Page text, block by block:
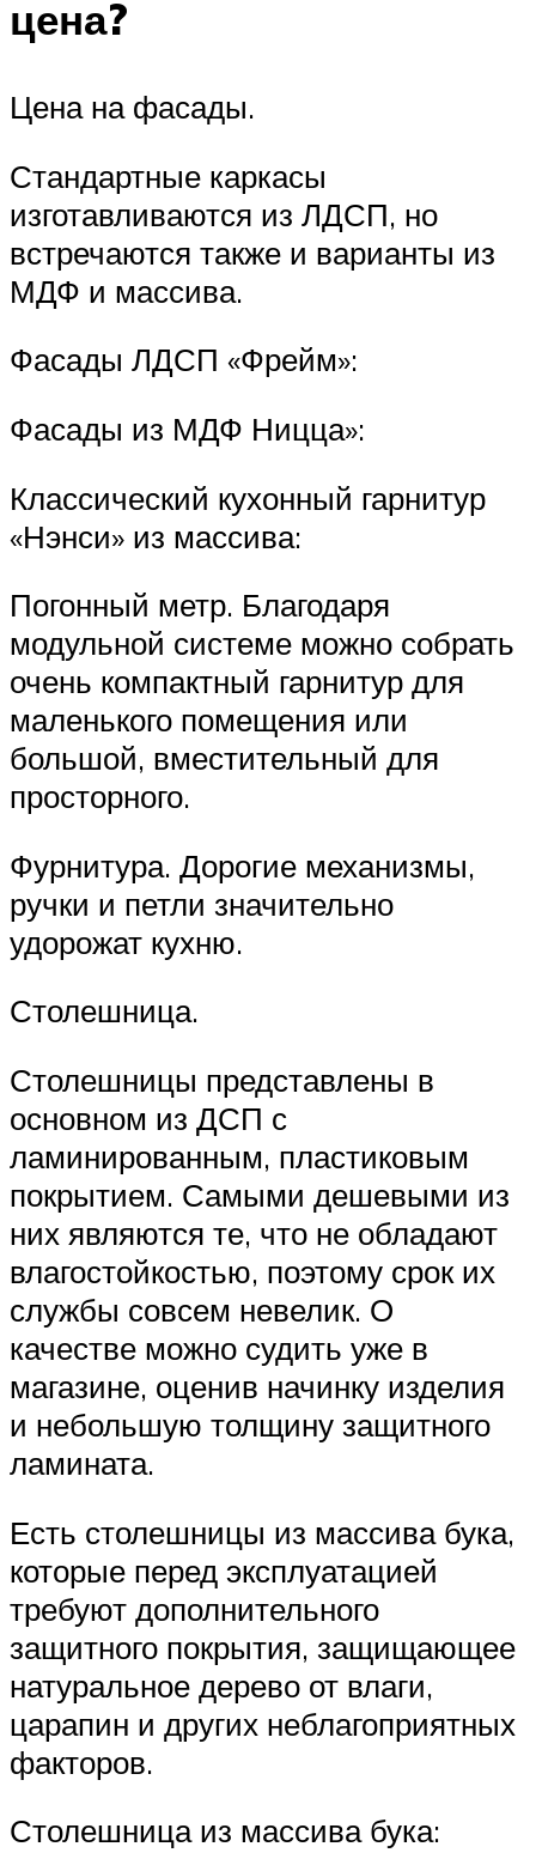
цена?
Цена на фасады.
Стандартные каркасы
изготавливаются из ЛДСП, но
встречаются также и варианты из
МДФ и массива.
Фасады ЛДСП «Фрейм»:
Фасады из МДФ Ницца»:
Классический кухонный гарнитур
«Нэнси» из массива:
Погонный метр. Благодаря
модульной системе можно собрать
очень компактный гарнитур для
маленького помещения или
большой, вместительный для
просторного.
Фурнитура. Дорогие механизмы,
ручки и петли значительно
удорожат кухню.
Столешница.
Столешницы представлены в
основном из ДСП с
ламинированным, пластиковым
покрытием. Самыми дешевыми из
них являются те, что не обладают
влагостойкостью, поэтому срок их
службы совсем невелик. О
качестве можно судить уже в
магазине, оценив начинку изделия
и небольшую толщину защитного
ламината.
Есть столешницы из массива бука,
которые перед эксплуатацией
требуют дополнительного
защитного покрытия, защищающее
натуральное дерево от влаги,
царапин и других неблагоприятных
факторов.
Столешница из массива бука: